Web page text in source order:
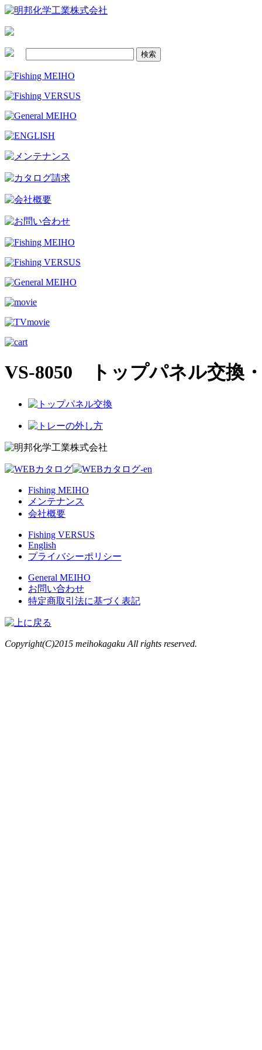
VS-8050 トップパネル交換
Fishing MEIHO
メンテナンス
会社概要
Fishing VERSUS
English
プライバシーポリシー
General MEIHO
お問い合わせ
特定商取引法に基づく表記
Copyright(C)2015 meihokagaku All rights reserved.